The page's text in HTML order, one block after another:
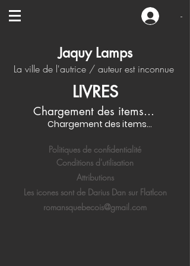
-
Jaquy Lamps
La ville de l'autrice / auteur est inconnue
LIVRES
Chargement des items...
Chargement des items...
Politiques de confidentialité
Conditions d'utilisation
Attributions
Les icones sont de Darius Dan sur FlatIcon
romansquebecois@gmail.com